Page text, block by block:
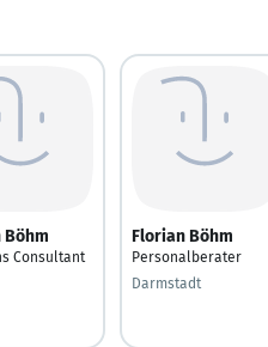
Böhm
Consultant
Florian Böhm
Personalberater
Darmstadt